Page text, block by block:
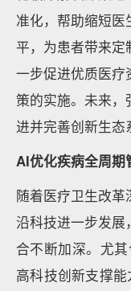
准化，帮助缩短
平，为患者带来定
一步促进优质医疗
策的实施。未来，
进并完善创新生态
AI优化疾病全周期
随着医疗卫生改
沿科技进一步发展
合不断加深。尤
高科技创新支撑